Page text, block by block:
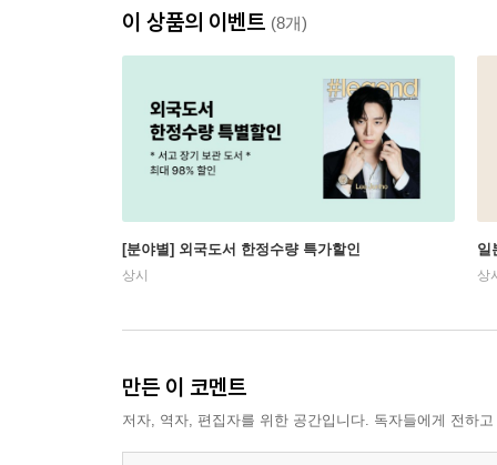
이 상품의 이벤트 (8개)
[분야별] 외국도서 한정수량 특가할인
상시
일
상
만든 이 코멘트
저자, 역자, 편집자를 위한 공간입니다. 독자들에게 전하